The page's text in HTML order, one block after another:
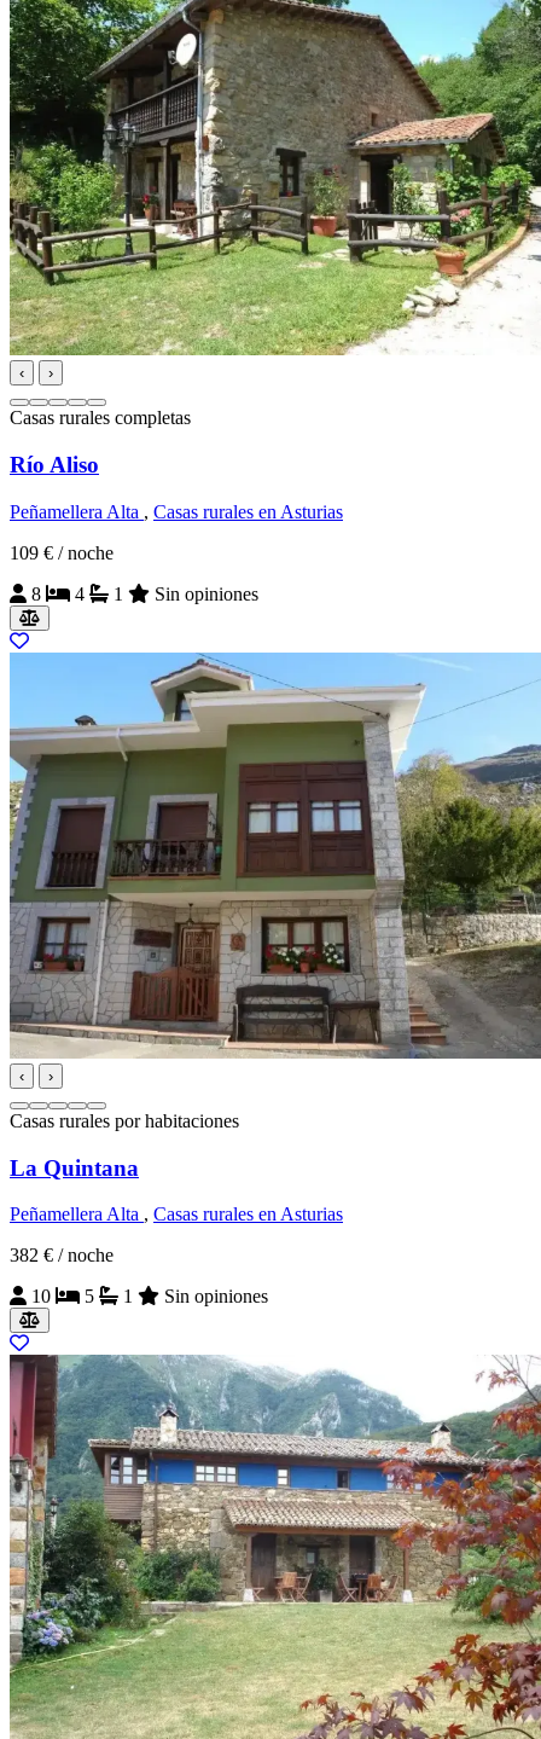
‹ ›
Casas rurales completas
Río Aliso
Peñamellera Alta , Casas rurales en Asturias
109 € / noche
8
4 1 Sin opiniones
‹ ›
Casas rurales por habitaciones
La Quintana
Peñamellera Alta , Casas rurales en Asturias
382 € / noche
10
5 1 Sin opiniones